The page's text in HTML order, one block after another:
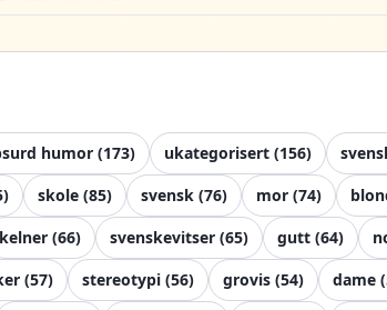
humor (173) ukategorisert (156)
) skole (85) svensk (76) mor (74)
kelner (66) svenskevitser (65) gutt (64)
(57) stereotypi (56) grovis (54) dame (